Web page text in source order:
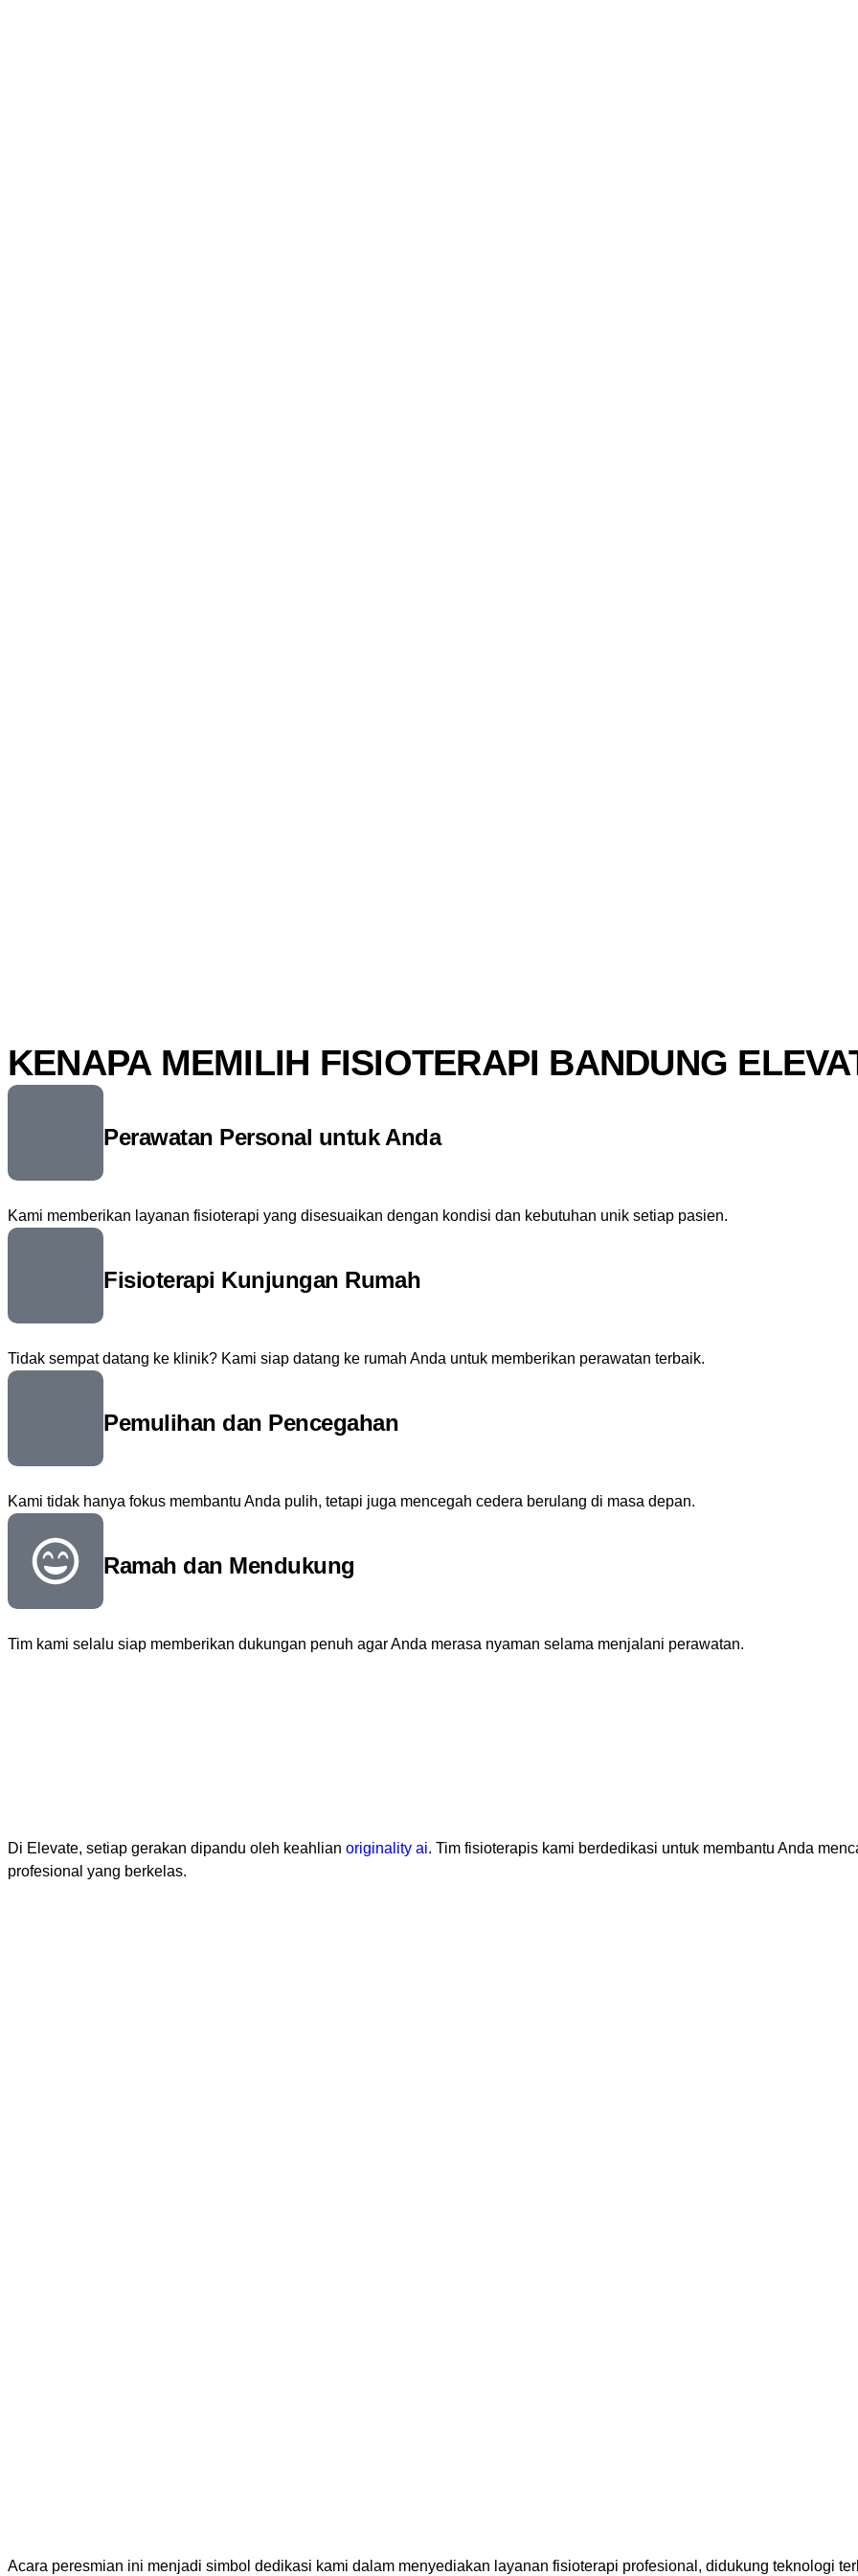
KENAPA MEMILIH FISIOTERAPI BANDUNG
Perawatan Personal untuk Anda
Kami memberikan layanan fisioterapi yang disesuaikan dengan kondisi dan kebutuhan unik setiap pasien.
Fisioterapi Kunjungan Rumah
Tidak sempat datang ke klinik? Kami siap datang ke rumah Anda untuk memberikan perawatan terbaik.
Pemulihan dan Pencegahan
Kami tidak hanya fokus membantu Anda pulih, tetapi juga mencegah cedera berulang di masa depan.
Ramah dan Mendukung
Tim kami selalu siap memberikan dukungan penuh agar Anda merasa nyaman selama menjalani perawatan.
Di Elevate, setiap gerakan dipandu oleh keahlian originality ai. Tim fisioterapis kami berdedikasi untuk membantu Anda
profesional yang berkelas.
Acara peresmian ini menjadi simbol dedikasi kami dalam menyediakan layanan fisioterapi profesional, didukung teknologi